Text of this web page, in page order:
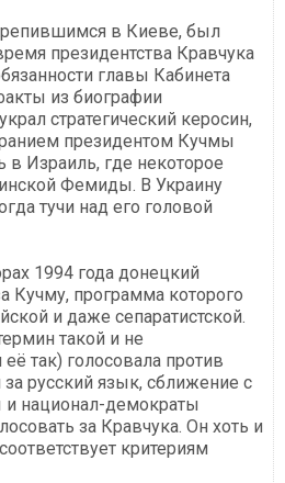
в Киеве, был
президентства Кравчука
главы Кабинета
из биографии
стратегический керосин,
президентом Кучмы
Израиль, где некоторое
Фемиды. В Украину
тучи над его головой
1994 года донецкий
Кучму, программа которого
и даже сепаратистской.
такой и не
так) голосовала против
русский язык, сближение с
и национал-демократы
за Кравчука. Он хоть и
критериям